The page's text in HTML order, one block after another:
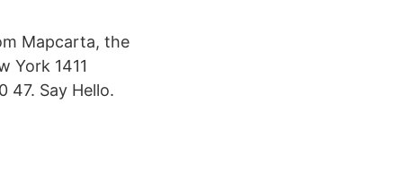
Mapcarta, the
York 1411
47. Say Hello.